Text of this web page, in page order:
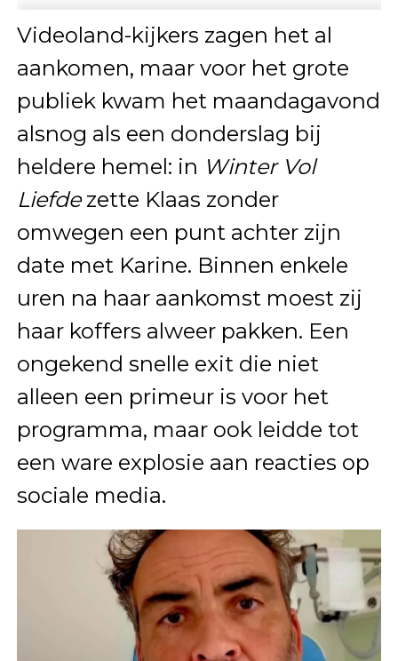
Videoland-kijkers zagen het al
aankomen, maar voor het grote
publiek kwam het maandagavond
alsnog als een donderslag bij
heldere hemel: in Winter Vol
Liefdezette Klaas zonder
omwegen een punt achter zijn
date met Karine. Binnen enkele
uren na haar aankomst moest zij
haar koffers alweer pakken. Een
ongekend snelle exit die niet
alleen een primeur is voor het
programma, maar ook leidde tot
een ware explosie aan reacties op
sociale media.